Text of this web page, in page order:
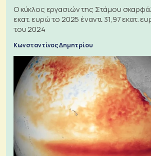
Ο κύκλος εργασιών της Στάμου
εκατ. ευρώ το 2025 έναντι 31,97 εκατ.
του 2024
Κωνσταντίνος Δημητρίου